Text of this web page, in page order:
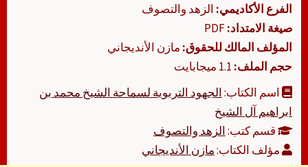
الفرع الأكاديمي: الزهد والتصوف
صيغة الامتداد:
المؤلف المالك للحقوق: مازن الأنديجاني
حجم الملف:
اسم الكتاب:الجهود التربوية لسماحة الشيخ محمد بن
ابراهيم آل الشيخ
قسم كتب:الزهد والتصوف
مؤلف الكتاب:مازن الأنديجاني